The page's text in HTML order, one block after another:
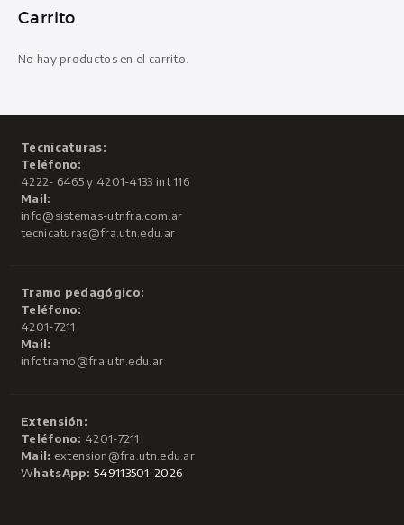
Carrito
No hay productos en el carrito.
Tecnicaturas:
Teléfono:
4222- 6465 y 4201-4133 int 116
Mail:
info@sistemas-utnfra.com.ar
tecnicaturas@fra.utn.edu.ar
Tramo pedagógico:
Teléfono:
4201-7211
Mail:
infotramo@fra.utn.edu.ar
Extensión:
Teléfono: 4201-7211
Mail: extension@fra.utn.edu.ar
WhatsApp: 549113501-2026